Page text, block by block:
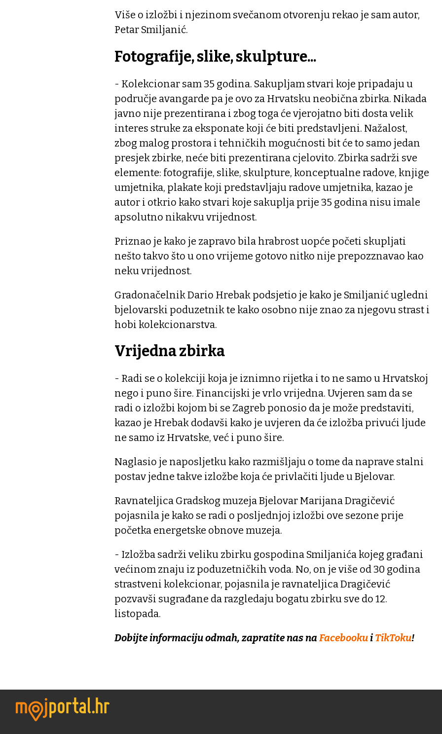
Više o izložbi i njezinom svečanom otvorenju rekao je sam autor,
Petar Smiljanić.
Fotografije, slike, skulpture...
- Kolekcionar sam 35 godina. Sakupljam stvari koje pripadaju u
područje avangarde pa je ovo za Hrvatsku neobična zbirka. Nikada
javno nije prezentirana i zbog toga će vjerojatno biti dosta velik
interes struke za eksponate koji će biti predstavljeni. Nažalost,
zbog malog prostora i tehničkih mogućnosti bit će to samo jedan
presjek zbirke, neće biti prezentirana cjelovito. Zbirka sadrži sve
elemente: fotografije, slike, skulpture, konceptualne radove, knjige
umjetnika, plakate koji predstavljaju radove umjetnika, kazao je
autor i otkrio kako stvari koje sakuplja prije 35 godina nisu imale
apsolutno nikakvu vrijednost.
Priznao je kako je zapravo bila hrabrost uopće početi skupljati
nešto takvo što u ono vrijeme gotovo nitko nije prepozznavao kao
neku vrijednost.
Gradonačelnik Dario Hrebak podsjetio je kako je Smiljanić ugledni
bjelovarski poduzetnik te kako osobno nije znao za njegovu strast i
hobi kolekcionarstva.
Vrijedna zbirka
- Radi se o kolekciji koja je iznimno rijetka i to ne samo u Hrvatskoj
nego i puno šire. Financijski je vrlo vrijedna. Uvjeren sam da se
radi o izložbi kojom bi se Zagreb ponosio da je može predstaviti,
kazao je Hrebak dodavši kako je uvjeren da će izložba privući ljude
ne samo iz Hrvatske, već i puno šire.
Naglasio je naposljetku kako razmišljaju o tome da naprave stalni
postav jedne takve izložbe koja će privlačiti ljude u Bjelovar.
Ravnateljica Gradskog muzeja Bjelovar Marijana Dragičević
pojasnila je kako se radi o posljednjoj izložbi ove sezone prije
početka energetske obnove muzeja.
- Izložba sadrži veliku zbirku gospodina Smiljanića kojeg građani
većinom znaju iz poduzetničkih voda. No, on je više od 30 godina
strastveni kolekcionar, pojasnila je ravnateljica Dragičević
pozvavši sugrađane da razgledaju bogatu zbirku sve do 12.
listopada.
Dobijte informaciju odmah, zapratite nas na Facebooku i TikToku!